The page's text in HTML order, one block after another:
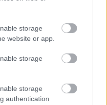
storage
website or app.
storage
storage
authentication